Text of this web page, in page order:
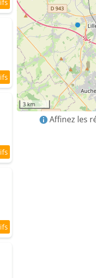
3 km
Affinez les